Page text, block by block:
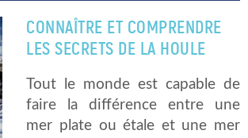
trouve ceux qui adhère
totalement au concept ; de
l’autre, […]
CONNAÎTRE ET COMPRENDRE
LES SECRETS DE LA HOULE
Tout le monde est capable de
faire la différence entre une
mer plate ou étale et une mer